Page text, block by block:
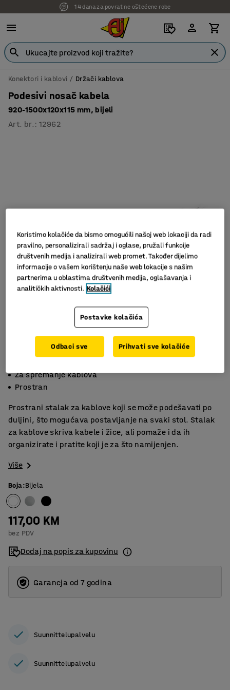
14 dana za povrat ne oštećene robe
Konektori i kablovi Držači kablova
Podesivi nosač kabela
920-1500x120x115 mm, bijeli
Art. br. :12962
Slični proizvodi
Za spremanje kablova
Prostran
Prostrani stalak za kablove koji se može podešavati po
duljini, što mogućava postavljanje na svaki stol. Stalak
za kablove skriva kabele i žice, ali pomaže i da ih
organizirate i pratite koji je za što namijenjen.
Više
Boja:Bijela
117,00 KM
bez PDV
Dodaj na popis za kupovinu
Garancja od 7 godina
Suunnittelupalvelu
Suunnittelupalvelu
Koristimo kolačiće da bismo omogućili našoj web lokaciji da radi
pravilno, personalizirali sadržaj i oglase, pružali funkcije
društvenih medija i analizirali web promet. Također dijelimo
informacije o vašem korištenju naše web lokacije s našim
partnerima u oblastima društvenih medija, oglašavanja i
analitičkih aktivnosti. Kolačići
Postavke kolačića
Odbaci sve Prihvati sve kolačiće